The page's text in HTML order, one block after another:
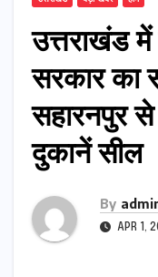
उत्तराखंड में
सरकार का
सहारनपुर
दुकानें सील
By
APR 1,